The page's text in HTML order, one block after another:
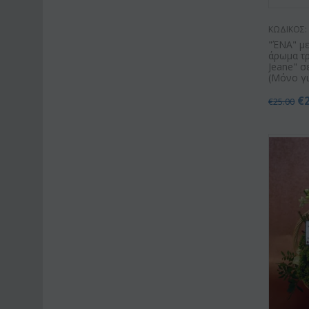
ΚΩΔΙΚΟΣ:
"ΈΝΑ"
άρωμα
Jeane"
(Μόνο
€25.00 €